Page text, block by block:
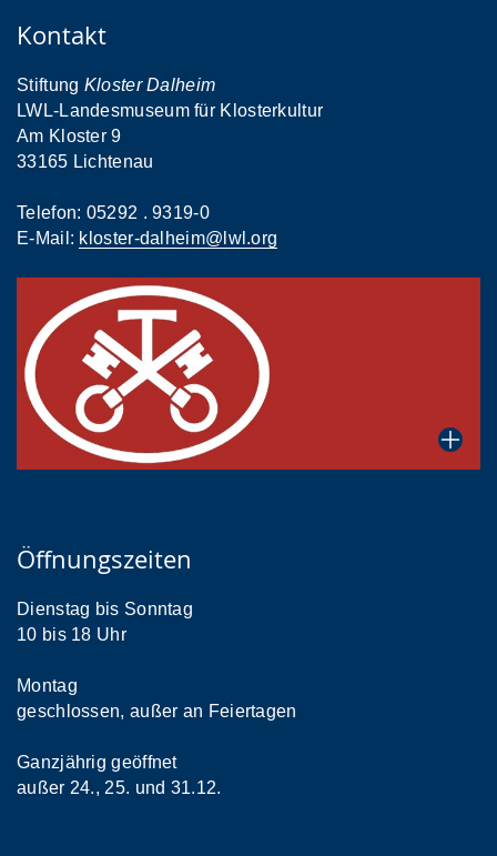
Kontakt
Stiftung Kloster Dalheim
LWL-Landesmuseum für Klosterkultur
Am Kloster 9
33165 Lichtenau
Telefon: 05292 . 9319-0
E-Mail: kloster-dalheim@lwl.org
Öffnungszeiten
Dienstag bis Sonntag
10 bis 18 Uhr
Montag
geschlossen, außer an Feiertagen
Ganzjährig geöffnet
außer 24., 25. und 31.12.